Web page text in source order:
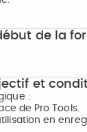
de la
et
:
de Pro Tools.
en